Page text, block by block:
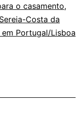
o casamento,
Costa da
Portugal/Lisboa